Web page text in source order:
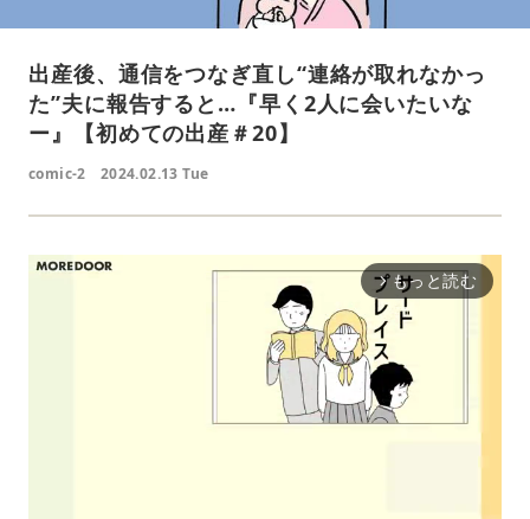
出産後、通信をつなぎ直し“連絡が取れなかっ
た”夫に報告すると…『早く2人に会いたいな
ー』【初めての出産＃20】
comic-2 2024.02.13 Tue
arrow_forward_ios もっと読む